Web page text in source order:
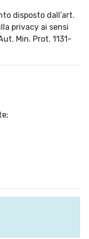
disposto dall’art.
privacy ai sensi
Min. Prot. 1131-